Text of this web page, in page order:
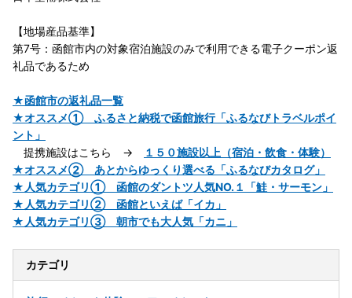
【地場産品基準】
第7号：函館市内の対象宿泊施設のみで利用できる電子クーポン返
礼品であるため
★函館市の返礼品一覧
★オススメ① ふるさと納税で函館旅行「ふるなびトラベルポイ
ント」
提携施設はこちら →
１５０施設以上（宿泊・飲食・体験）
★オススメ② あとからゆっくり選べる「ふるなびカタログ」
★人気カテゴリ① 函館のダントツ人気NO.１「鮭・サーモン」
★人気カテゴリ② 函館といえば「イカ」
★人気カテゴリ③ 朝市でも大人気「カニ」
カテゴリ